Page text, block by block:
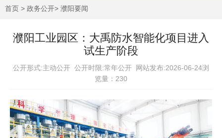
首页 > 政务公开> 濮阳要闻
濮阳工业园区：大禹防水智能化项目进入
试生产阶段
公开形式:主动公开 公开时限:常年公开
网站发布:2026-06-24浏
览量： 230